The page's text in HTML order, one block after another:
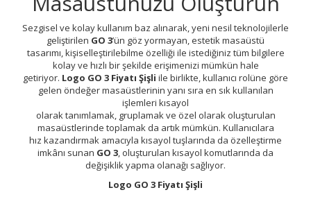
Sezgisel ve kolay kullanım baz alınarak, yeni nesil teknolojilerle
geliştirilen GO 3’ün göz yormayan, estetik masaüstü
tasarımı, kişiselleştirilebilme özelliği ile istediğiniz tüm bilgilere
kolay ve hızlı bir şekilde erişimenizi mümkün hale
getiriyor. Logo GO 3 Fiyatı Şişli ile birlikte, kullanıcı rolüne göre
gelen öndeğer masaüstlerinin yanı sıra en sık kullanılan
işlemleri kısayol
olarak tanımlamak, gruplamak ve özel olarak oluşturulan
masaüstlerinde toplamak da artık mümkün. Kullanıcılara
hız kazandırmak amacıyla kısayol tuşlarında da özelleştirme
imkânı sunan GO 3, oluşturulan kısayol komutlarında da
değişiklik yapma olanağı sağlıyor.
Logo GO 3 Fiyatı Şişli